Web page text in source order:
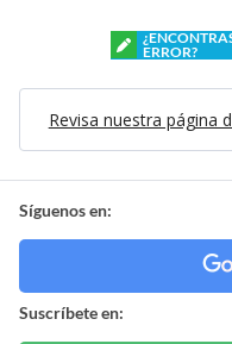
ERROR?
Revisa nuestra página
Síguenos en:
Suscríbete en: